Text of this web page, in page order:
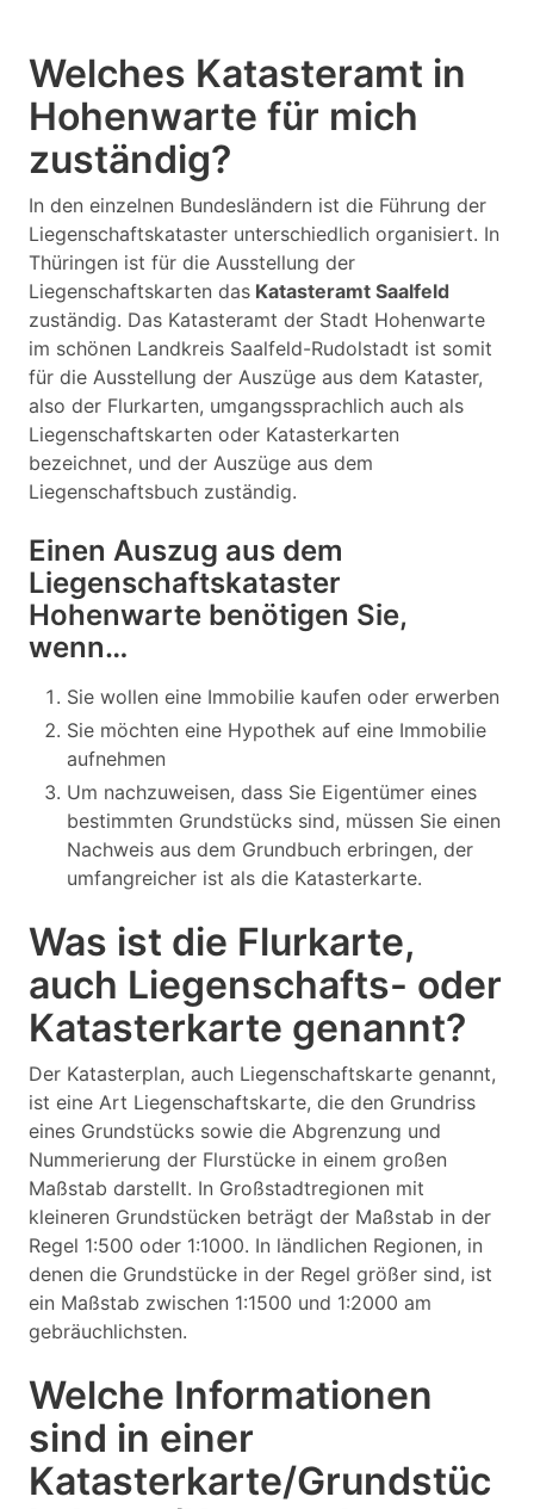
Welches Katasteramt in
Hohenwarte für mich
zuständig?
In den einzelnen Bundesländern ist die Führung der
Liegenschaftskataster unterschiedlich organisiert. In
Thüringen ist für die Ausstellung der
Liegenschaftskarten das Katasteramt Saalfeld
zuständig. Das Katasteramt der Stadt Hohenwarte
im schönen Landkreis Saalfeld-Rudolstadt ist somit
für die Ausstellung der Auszüge aus dem Kataster,
also der Flurkarten, umgangssprachlich auch als
Liegenschaftskarten oder Katasterkarten
bezeichnet, und der Auszüge aus dem
Liegenschaftsbuch zuständig.
Einen Auszug aus dem
Liegenschaftskataster
Hohenwarte benötigen Sie,
wenn…
Sie wollen eine Immobilie kaufen oder erwerben
Sie möchten eine Hypothek auf eine Immobilie
aufnehmen
Um nachzuweisen, dass Sie Eigentümer eines
bestimmten Grundstücks sind, müssen Sie einen
Nachweis aus dem Grundbuch erbringen, der
umfangreicher ist als die Katasterkarte.
Was ist die Flurkarte,
auch Liegenschafts- oder
Katasterkarte genannt?
Der Katasterplan, auch Liegenschaftskarte genannt,
ist eine Art Liegenschaftskarte, die den Grundriss
eines Grundstücks sowie die Abgrenzung und
Nummerierung der Flurstücke in einem großen
Maßstab darstellt. In Großstadtregionen mit
kleineren Grundstücken beträgt der Maßstab in der
Regel 1:500 oder 1:1000. In ländlichen Regionen, in
denen die Grundstücke in der Regel größer sind, ist
ein Maßstab zwischen 1:1500 und 1:2000 am
gebräuchlichsten.
Welche Informationen
sind in einer
Katasterkarte/Grundstüc